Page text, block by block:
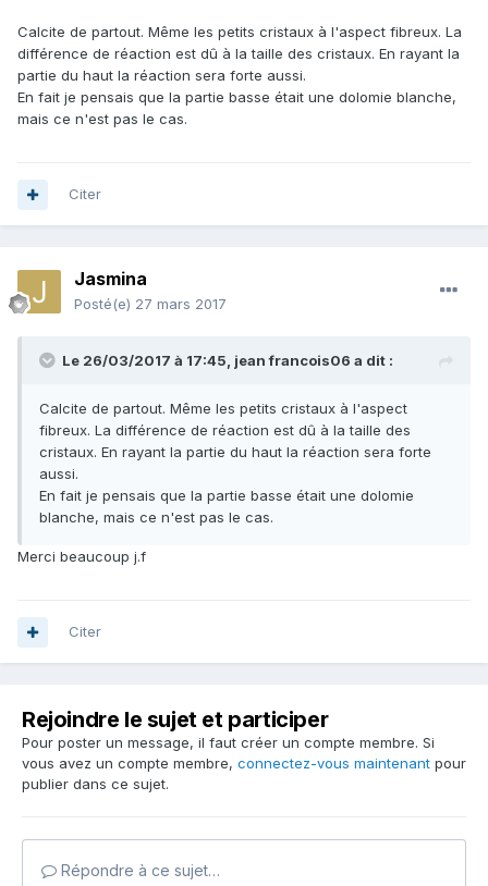
Calcite de partout. Même les petits cristaux à l'aspect fibreux. La
différence de réaction est dû à la taille des cristaux. En rayant la
partie du haut la réaction sera forte aussi.
En fait je pensais que la partie basse était une dolomie blanche,
mais ce n'est pas le cas.
Citer
Jasmina
Posté(e) 27 mars 2017
Le 26/03/2017 à 17:45, jean francois06 a dit :
Calcite de partout. Même les petits cristaux à l'aspect
fibreux. La différence de réaction est dû à la taille des
cristaux. En rayant la partie du haut la réaction sera forte
aussi.
En fait je pensais que la partie basse était une dolomie
blanche, mais ce n'est pas le cas.
Merci beaucoup j.f
Citer
Rejoindre le sujet et participer
Pour poster un message, il faut créer un compte membre. Si
vous avez un compte membre, connectez-vous maintenant pour
publier dans ce sujet.
Répondre à ce sujet…